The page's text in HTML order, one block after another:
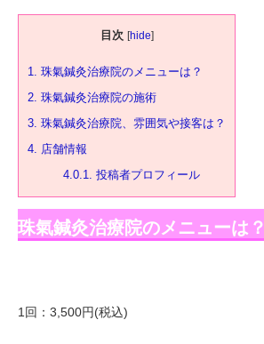
目次 [hide]
1. 珠氣鍼灸治療院のメニューは？
2. 珠氣鍼灸治療院の施術
3. 珠氣鍼灸治療院、雰囲気や接客は？
4. 店舗情報
4.0.1. 投稿者プロフィール
珠氣鍼灸治療院のメニューは？
1回：3,500円(税込)